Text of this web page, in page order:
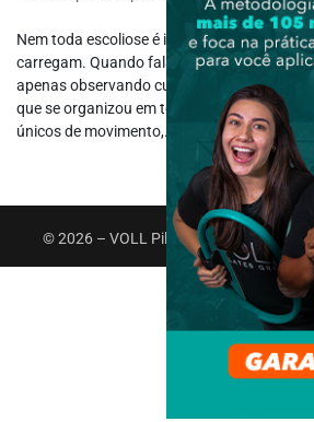
Nem toda escoliose é igual e muito menos
carregam. Quando falamos em aluno com
apenas observando curvas na coluna, mas
que se organizou em torno dessas
únicos de movimento,...
© 2026 – VOLL Pilates Group. Todos